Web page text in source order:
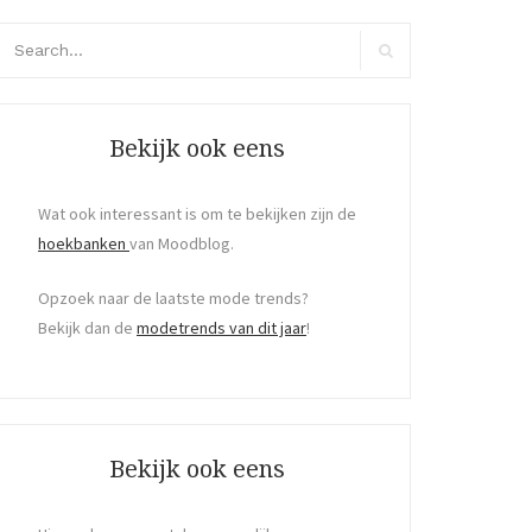
Bekijk ook eens
Wat ook interessant is om te bekijken zijn de
hoekbanken van Moodblog.
Opzoek naar de laatste mode trends?
Bekijk dan de modetrends van dit jaar!
Bekijk ook eens